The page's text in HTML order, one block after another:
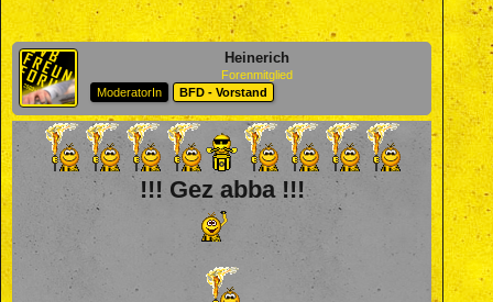
Heinerich
Forenmitglied
ModeratorIn
BFD - Vorstand
!!! Gez abba !!!